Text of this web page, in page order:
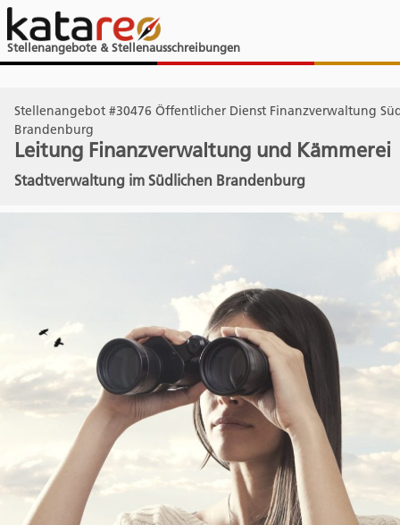
Stellenangebote & Stellenausschreibungen
Stellenangebot #30476 Öffentlicher Dienst Finanzverwaltung
Brandenburg
Leitung Finanzverwaltung und Kämmerei
Stadtverwaltung im Südlichen Brandenburg